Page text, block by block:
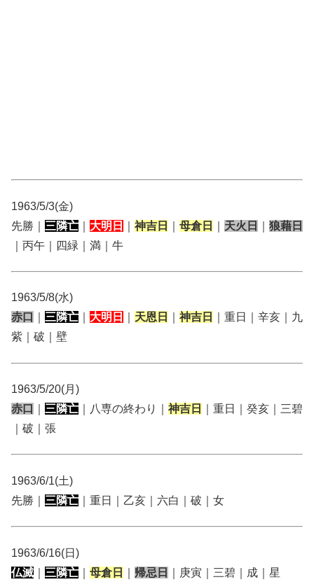
1963/5/3(金)
先勝｜ 三隣亡 大明日 神吉日 母倉日 天火日
狼藉日
｜丙午｜四緑｜満｜牛
1963/5/8(水)
赤口
三隣亡 大明日 天恩日 神吉日
｜重日｜辛亥｜九
紫｜破｜壁
1963/5/20(月)
赤口
三隣亡 ｜八専の終わり｜ 神吉日
｜重日｜癸亥｜三碧
｜破｜張
1963/6/1(土)
先勝｜ 三隣亡 ｜重日｜乙亥｜六白｜破｜女
1963/6/16(日)
仏滅
三隣亡 母倉日 帰忌日 ｜庚寅｜三碧｜成｜星